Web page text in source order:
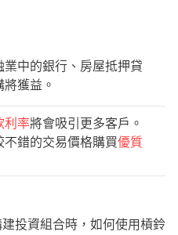
中的銀行、房屋抵押貸
獲益。
利率將會吸引更多客戶。
錯的交易價格購買優質
投資組合時，如何使用槓鈴